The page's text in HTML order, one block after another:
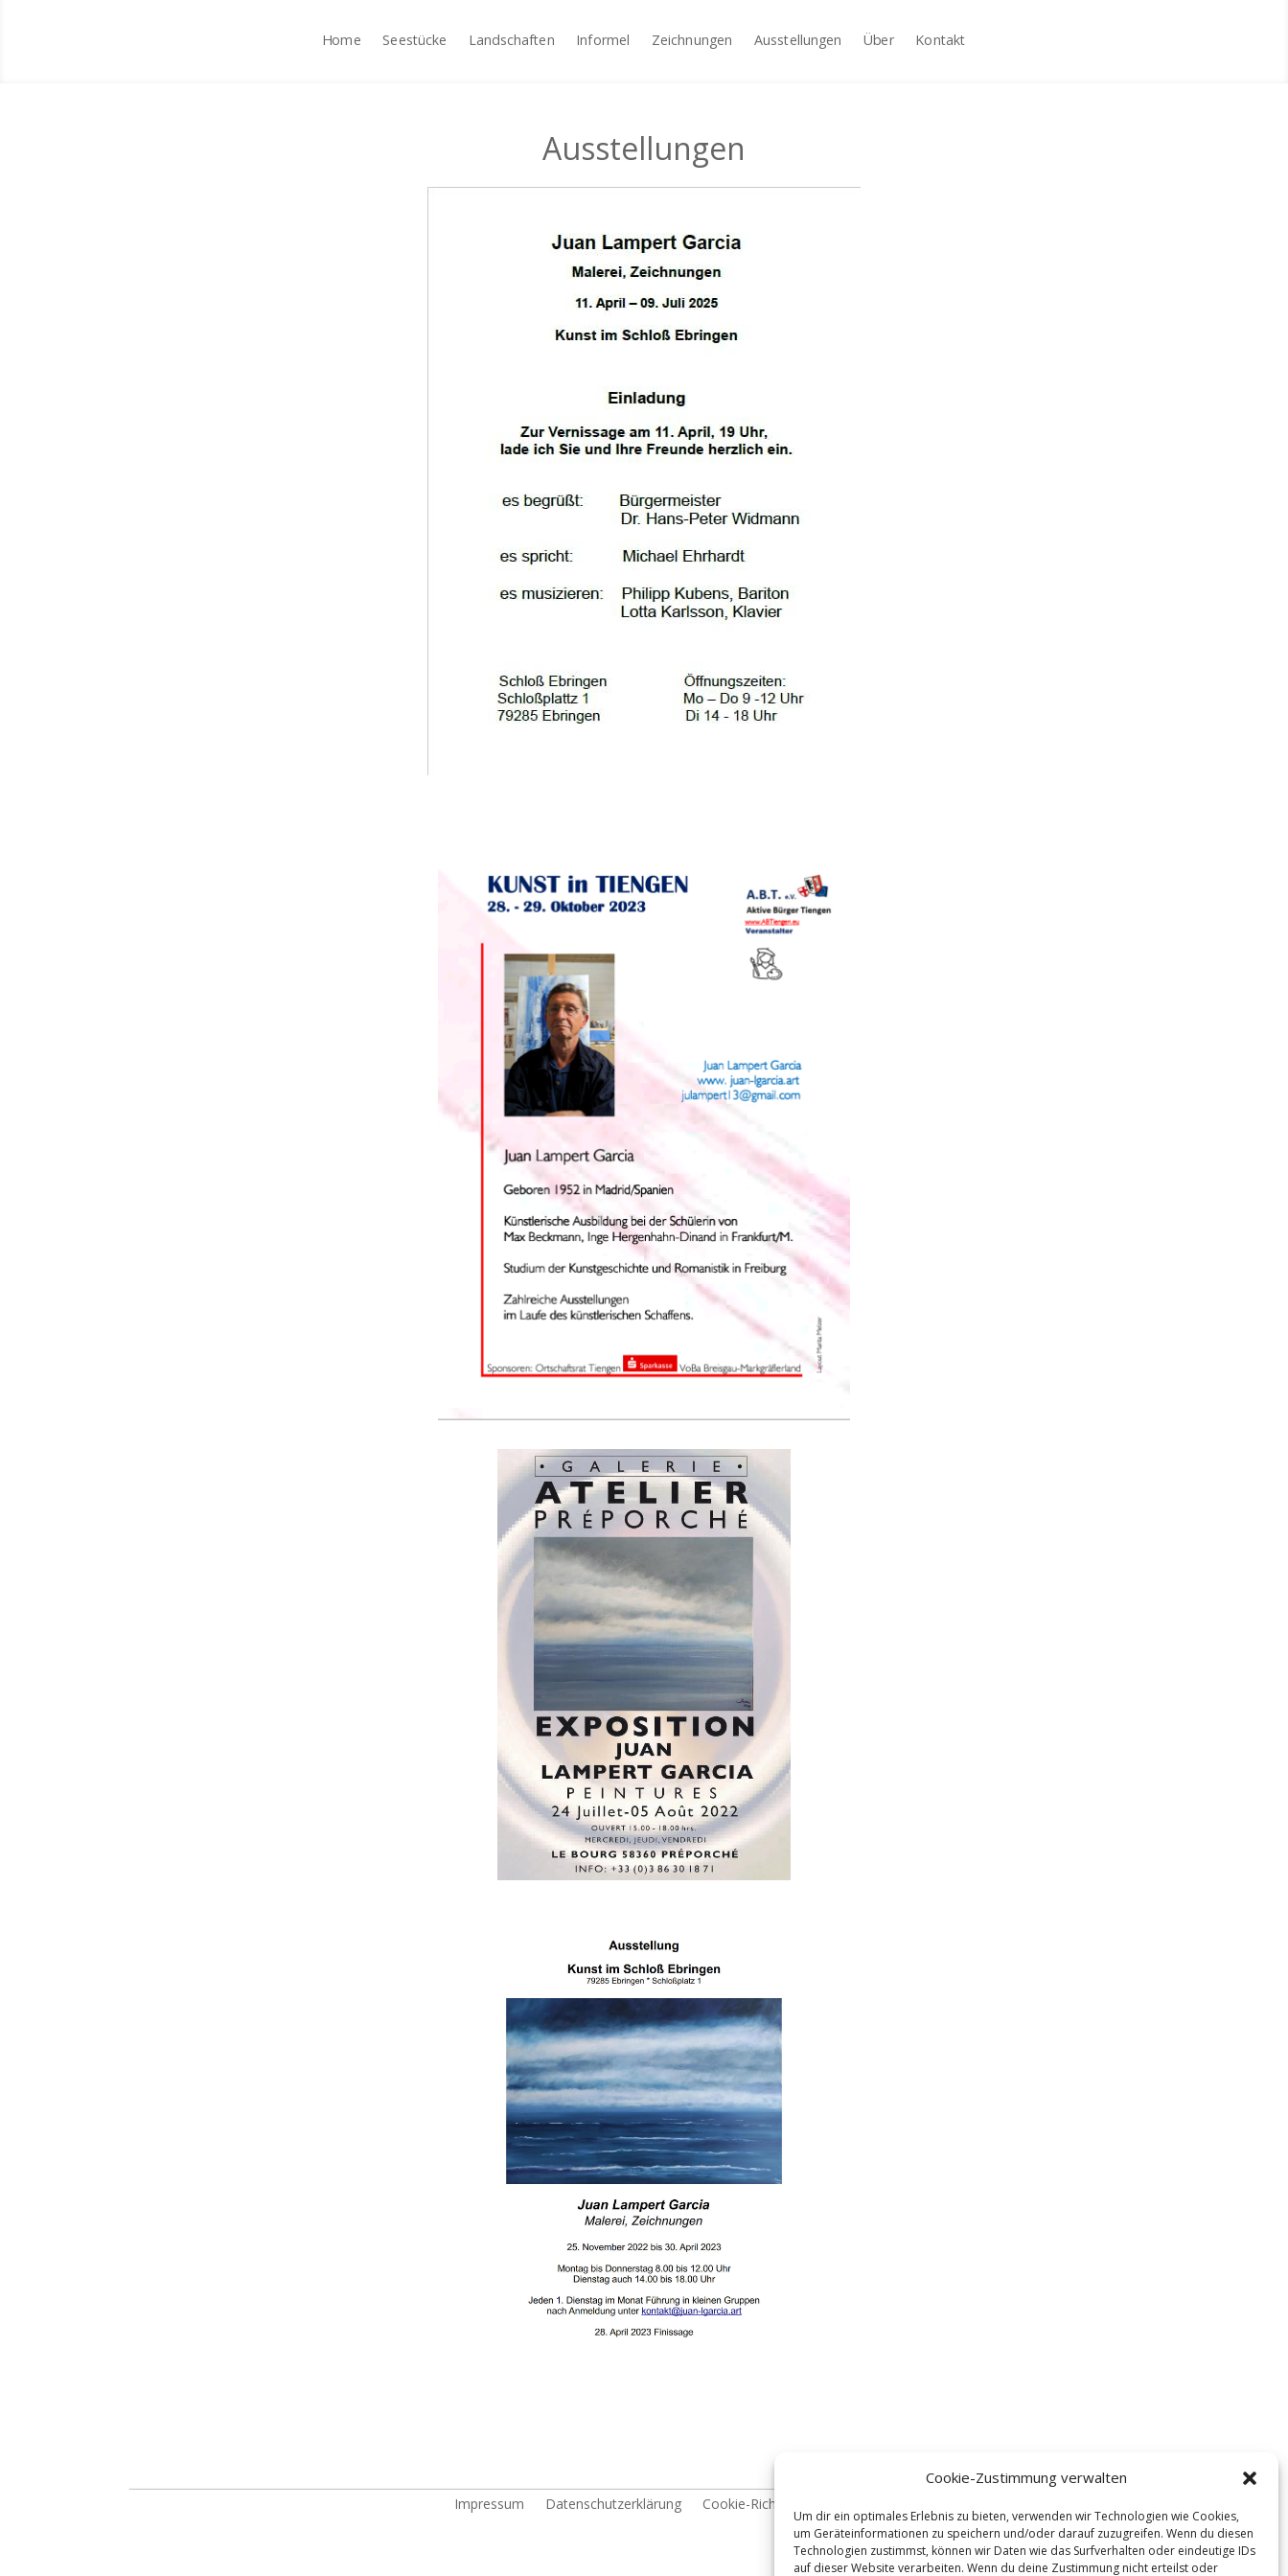
Cookie-Zustimmung verwalten
Um dir ein optimales Erlebnis zu bieten, verwenden wir Technologien wie Cookies,
um Geräteinformationen zu speichern und/oder darauf zuzugreifen. Wenn du diesen
Technologien zustimmst, können wir Daten wie das Surfverhalten oder eindeutige IDs
auf dieser Website verarbeiten. Wenn du deine Zustimmung nicht erteilst oder
Home Seestücke Landschaften Informel Zeichnungen Ausstellungen Über Kontakt
Ausstellungen
Impressum Datenschutzerklärung Cookie-Richtlinie (EU)